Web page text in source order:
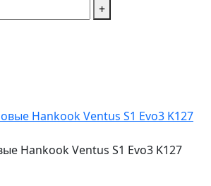
+
Hankook Ventus S1 Evo3 K127